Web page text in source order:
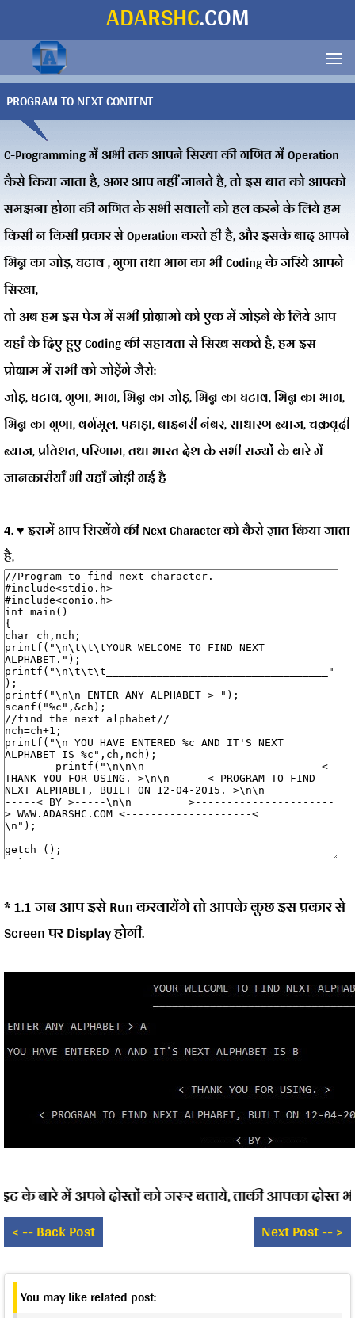
ADARSHC.COM
PROGRAM TO NEXT CONTENT
C-Programming में अभी तक आपने सिखा की गणित में Operation
कैसे किया जाता है, अगर आप नहीं जानते है, तो इस बात को आपको
समझना होगा की गणित के सभी सवालों को हल करने के लिये हम
किसी न किसी प्रकार से Operation करते ही है, और इसके बाद आपने
भिन्न का जोड़, घटाव , गुणा तथा भाग का भी Coding के जरिये आपने
सिखा,
तो अब हम इस पेज में सभी प्रोग्रामो को एक में जोड़ने के लिये आप
यहाँ के दिए हुए Coding की सहायता से सिख सकते है, हम इस
प्रोग्राम में सभी को जोड़ेंगे जैसे:-
जोड़, घटाव, गुणा, भाग, भिन्न का जोड़, भिन्न का घटाव, भिन्न का भाग,
भिन्न का गुणा, वर्गमूल, पहाड़ा, बाइनरी नंबर, साधारण ब्याज, चक्रवृदी
ब्याज, प्रतिशत, परिणाम, तथा भारत देश के सभी राज्योंके बारे में
जानकारीयाँ भी यहाँ जोड़ी गई है
4. ♥ इसमें आप सिखेंगे की Next Character को कैसे ज्ञात किया जाता
है,
* 1.1 जब आप इसे Run करवायेंगे तो आपके कुछ इस प्रकार से
Screen पर Display होगी.
बारे में अपने दोस्तों को जरुर बताये, ताकी आपका दोस्त भी
< -- Back Post
Next Post -- >
You may like related post: